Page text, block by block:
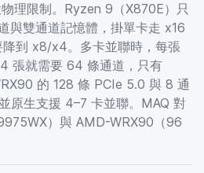
理限制。Ryzen 9（X870E）只
與雙通道記憶體，掛單卡走 x16
到 x8/x4。多卡並聯時，每張
張就需要 64 條通道，只有
的 128 條 PCIe 5.0 與 8 通
原生支援 4–7 卡並聯。MAQ 對
）與 AMD-WRX90（96